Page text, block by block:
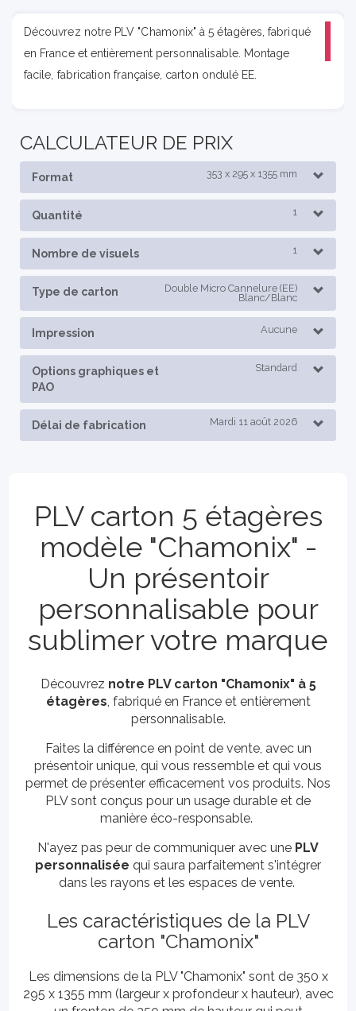
Découvrez notre PLV "Chamonix" à 5 étagères, fabriqué
en France et entièrement personnalisable. Montage
facile, fabrication française, carton ondulé EE.
CALCULATEUR DE PRIX
Format 353 x 295 x 1355 mm
Quantité 1
Nombre de visuels 1
Type de carton
Double Micro Cannelure (EE)
Blanc/Blanc
Impression Aucune
Options graphiques et
PAO
Standard
Délai de fabrication Mardi 11 août 2026
PLV carton 5 étagères
modèle "Chamonix" -
Un présentoir
personnalisable pour
sublimer votre marque
Découvrez notre PLV carton "Chamonix" à 5
étagères, fabriqué en France et entièrement
personnalisable.
Faites la différence en point de vente, avec un
présentoir unique, qui vous ressemble et qui vous
permet de présenter efficacement vos produits. Nos
PLV sont conçus pour un usage durable et de
manière éco-responsable.
N'ayez pas peur de communiquer avec une PLV
personnalisée qui saura parfaitement s'intégrer
dans les rayons et les espaces de vente.
Les caractéristiques de la PLV
carton "Chamonix"
Les dimensions de la PLV "Chamonix" sont de 350 x
295 x 1355 mm (largeur x profondeur x hauteur), avec